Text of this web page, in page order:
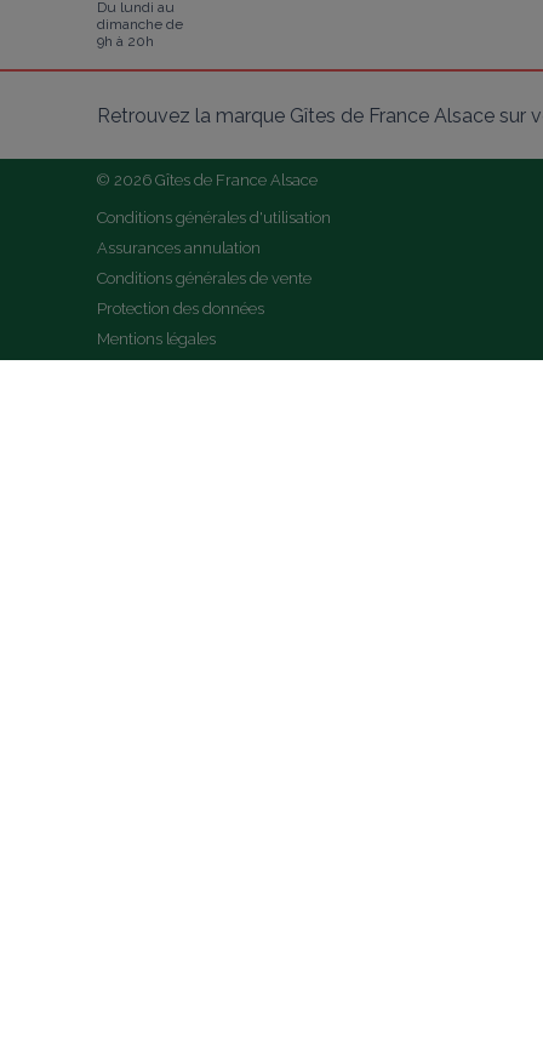
Du lundi au
dimanche de
9h à 20h
Retrouvez la marque Gîtes de France Alsace sur
© 2026 Gîtes de France Alsace
Conditions générales d'utilisation
Assurances annulation
Conditions générales de vente
Protection des données
Mentions légales